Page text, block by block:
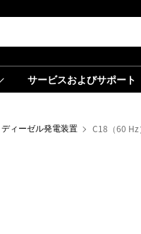
サービスおよびサポート
ディーゼル発電装置 C18（60